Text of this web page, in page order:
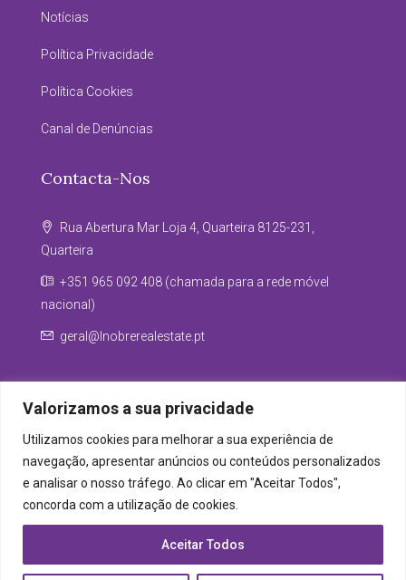
Valorizamos a sua privacidade
Utilizamos cookies para melhorar a sua experiência de
navegação, apresentar anúncios ou conteúdos personalizados
e analisar o nosso tráfego. Ao clicar em "Aceitar Todos",
concorda com a utilização de cookies.
Aceitar Todos
Notícias
Política Privacidade
Política Cookies
Canal de Denúncias
Contacta-Nos
Rua Abertura Mar Loja 4, Quarteira 8125-231,
Quarteira
+351 965 092 408 (chamada para a rede móvel
nacional)
geral@lnobrerealestate.pt
© LNobre Real Estate - Todos os direitos reservados